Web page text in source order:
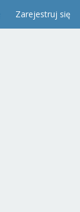
Zarejestruj się